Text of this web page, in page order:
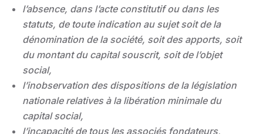
l’absence, dans l’acte constitutif ou dans les
statuts, de toute indication au sujet soit de la
dénomination de la société, soit des apports, soit
du montant du capital souscrit, soit de l’objet
social,
l’inobservation des dispositions de la législation
nationale relatives à la libération minimale du
capital social,
l’incapacité de tous les associés fondateurs,